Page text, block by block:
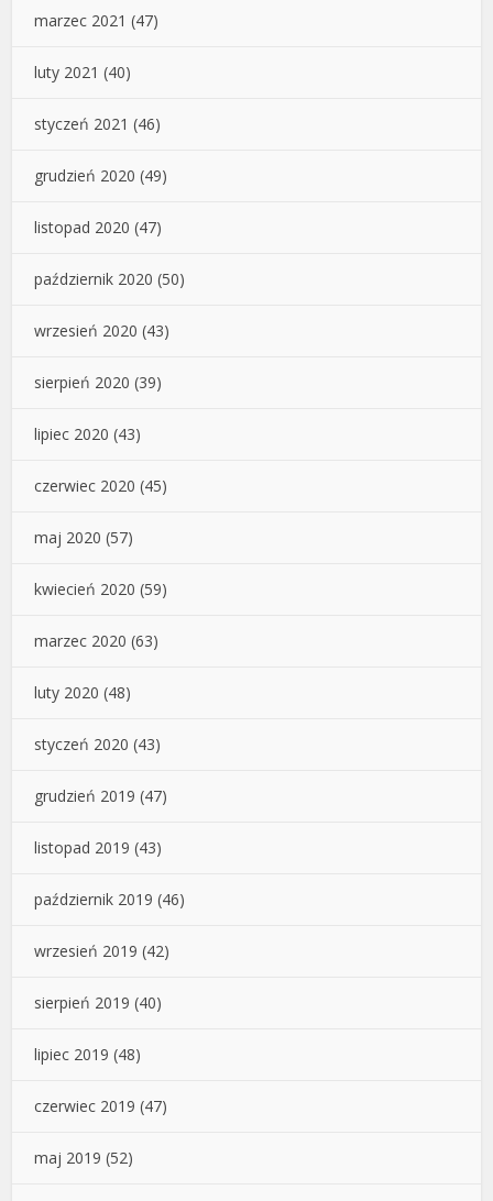
marzec 2021 (47)
luty 2021 (40)
styczeń 2021 (46)
grudzień 2020 (49)
listopad 2020 (47)
październik 2020 (50)
wrzesień 2020 (43)
sierpień 2020 (39)
lipiec 2020 (43)
czerwiec 2020 (45)
maj 2020 (57)
kwiecień 2020 (59)
marzec 2020 (63)
luty 2020 (48)
styczeń 2020 (43)
grudzień 2019 (47)
listopad 2019 (43)
październik 2019 (46)
wrzesień 2019 (42)
sierpień 2019 (40)
lipiec 2019 (48)
czerwiec 2019 (47)
maj 2019 (52)